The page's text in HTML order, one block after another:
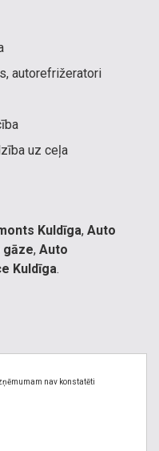
autorefrižeratori
uz ceļa
Kuldīga, Auto
gāze, Auto
Kuldīga.
auto rezerves
auto evakuators, auto
taisnošana,
iekārtu uzstādīšana,
Kurzemē, Kuldīgā,
nav konstatēti